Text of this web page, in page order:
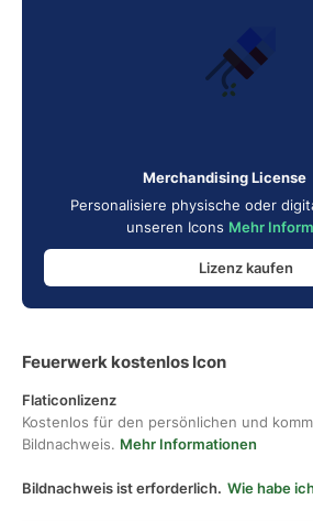
Merchandising License
Personalisiere physische oder
unseren Icons Mehr
Lizenz kaufen
Feuerwerk kostenlos Icon
Flaticonlizenz
Kostenlos für den persönlichen und
Bildnachweis. Mehr Informationen
Bildnachweis ist erforderlich. Wie habe